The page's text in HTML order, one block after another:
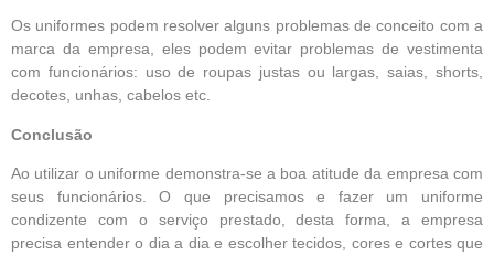
Os uniformes podem resolver alguns problemas de conceito com a
marca da empresa, eles podem evitar problemas de vestimenta
com funcionários: uso de roupas justas ou largas, saias, shorts,
decotes, unhas, cabelos etc.
Conclusão
Ao utilizar o uniforme demonstra-se a boa atitude da empresa com
seus funcionários. O que precisamos e fazer um uniforme
condizente com o serviço prestado, desta forma, a empresa
precisa entender o dia a dia e escolher tecidos, cores e cortes que